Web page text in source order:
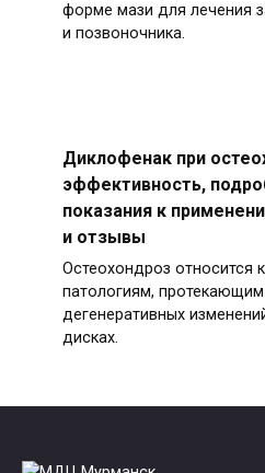
форме мази для лечения
и позвоночника.
Диклофенак при
эффективность,
показания к
и отзывы
Остеохондроз относится
патологиям,
дегенеративных
дисках.